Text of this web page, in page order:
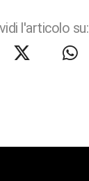
l'articolo su: